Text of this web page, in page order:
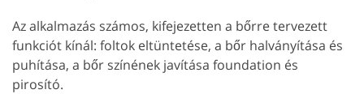
Az alkalmazás számos, kifejezetten a bőrre tervezett
funkciót kínál: foltok eltüntetése, a bőr halványítása és
puhítása, a bőr színének javítása foundation és
pirosító.